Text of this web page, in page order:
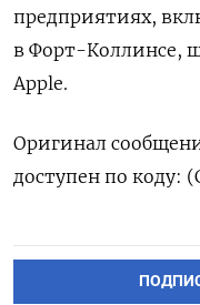
предприятиях,
в Форт-Коллинсе,
Apple.
Оригинал
доступен по коду: